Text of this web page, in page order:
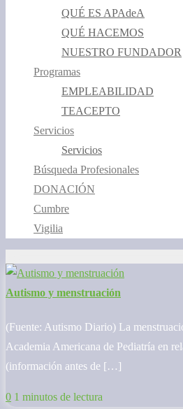
QUÉ ES APAdeA
QUÉ HACEMOS
NUESTRO FUNDADOR
Programas
EMPLEABILIDAD
TEACEPTO
Servicios
Servicios
Búsqueda Profesionales
DONACIÓN
Cumbre
Vigilia
Autismo y menstruación
(Fuente: Autismo Diario) La
Academia Americana de Pediatría en
(información antes de […]
0 1 minutos de lectura